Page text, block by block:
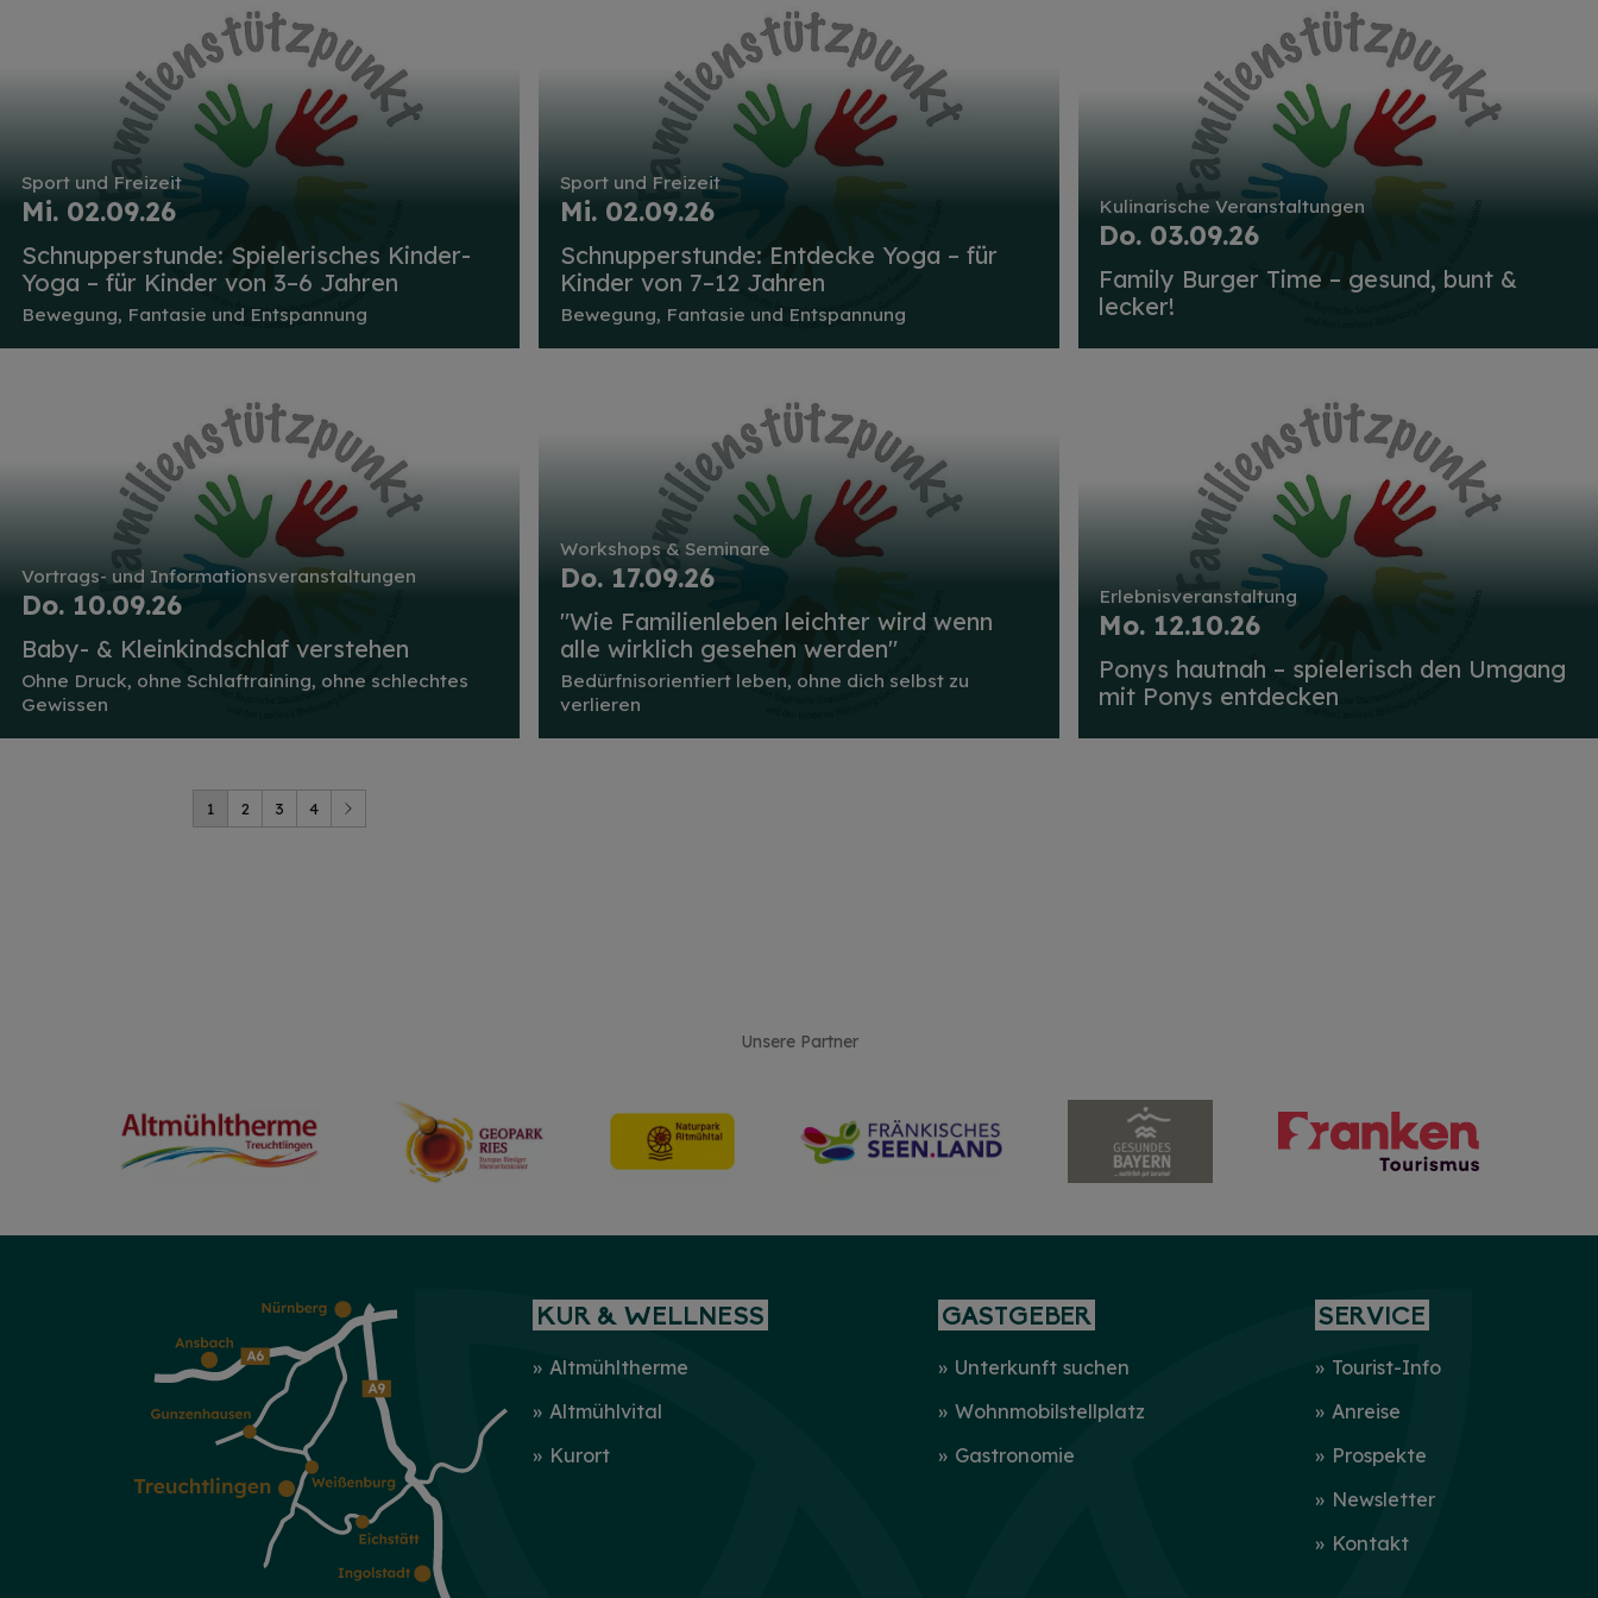
Sport und Freizeit
Mi. 02.09.26
Schnupperstunde: Spielerisches Kinder-
Yoga – für Kinder von 3–6 Jahren
Bewegung, Fantasie und Entspannung
Sport und Freizeit
Mi. 02.09.26
Schnupperstunde: Entdecke Yoga – für
Kinder von 7–12 Jahren
Bewegung, Fantasie und Entspannung
Kulinarische Veranstaltungen
Do. 03.09.26
Family Burger Time – gesund, bunt &
lecker!
Vortrags- und Informationsveranstaltungen
Do. 10.09.26
Baby- & Kleinkindschlaf verstehen
Ohne Druck, ohne Schlaftraining, ohne schlechtes
Gewissen
Workshops & Seminare
Do. 17.09.26
"Wie Familienleben leichter wird wenn
alle wirklich gesehen werden"
Bedürfnisorientiert leben, ohne dich selbst zu
verlieren
Erlebnisveranstaltung
Mo. 12.10.26
Ponys hautnah – spielerisch den Umgang
mit Ponys entdecken
1 2 3 4
Unsere Partner
KUR & WELLNESS
Altmühltherme
Altmühlvital
Kurort
GASTGEBER
Unterkunft suchen
Wohnmobilstellplatz
Gastronomie
SERVICE
Tourist-Info
Anreise
Prospekte
Newsletter
Kontakt